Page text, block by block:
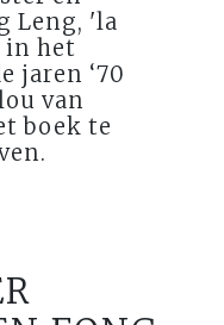
Leng, 'la
in het
jaren ‘70
van
boek te